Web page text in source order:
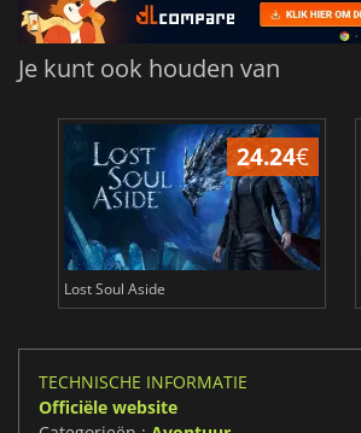
Je kunt ook houden van
24.24€
Lost Soul Aside
TECHNISCHE INFORMATIE
Officiële website